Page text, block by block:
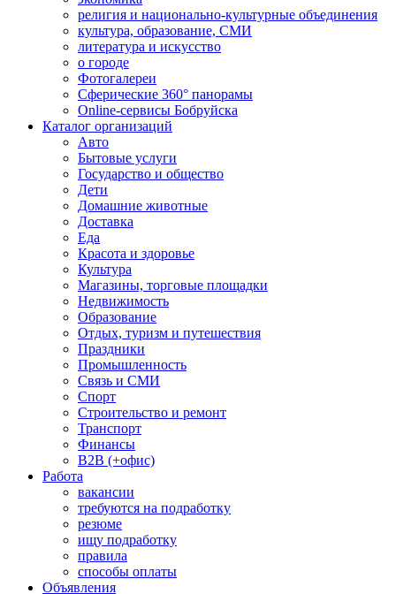
религия и национально-культурные объединения
культура, образование, СМИ
литература и искусство
о городе
Фотогалереи
Сферические 360° панорамы
Online-сервисы Бобруйска
Каталог организаций
Авто
Бытовые услуги
Государство и общество
Дети
Домашние животные
Доставка
Еда
Красота и здоровье
Культура
Магазины, торговые площадки
Недвижимость
Образование
Отдых, туризм и путешествия
Праздники
Промышленность
Связь и СМИ
Спорт
Строительство и ремонт
Транспорт
Финансы
B2B (+офис)
Работа
вакансии
требуются на подработку
резюме
ищу подработку
правила
способы оплаты
Объявления